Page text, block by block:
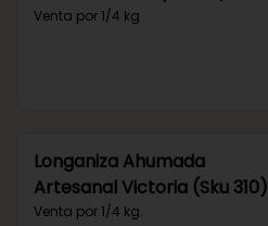
136)
Venta por 1/4 kg
Longaniza Ahumada
Artesanal Victoria (Sku 310)
Venta por 1/4 kg.